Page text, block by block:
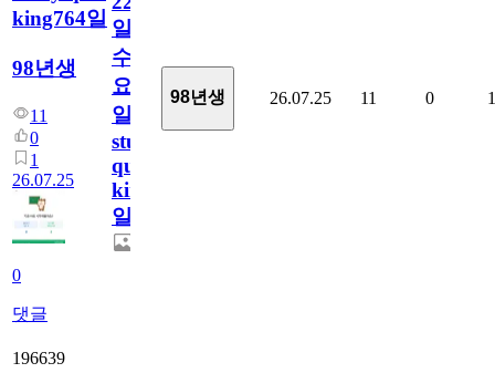
king764일
98년생
11
0
1
26.07.25
0
댓글
일
수
요
일/English
study
quiz
king764
일
98년생 26.07.25 11 0 1
196639